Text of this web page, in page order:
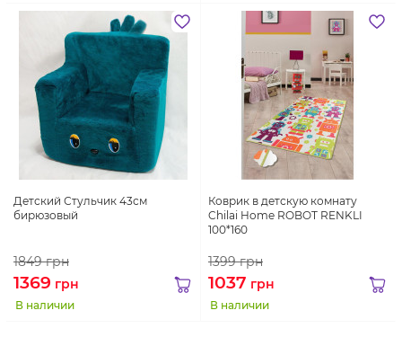
Детский Стульчик 43см
бирюзовый
1849грн
1369 грн
В наличии
Коврик в детскую комнату
Chilai Home ROBOT RENKLI
100*160
1399грн
1037 грн
В наличии